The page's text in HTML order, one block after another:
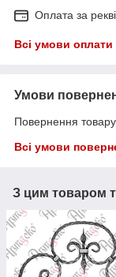
Оплата за
Всі умови оплати
Умови
Повернення
Всі умови
З цим товаром